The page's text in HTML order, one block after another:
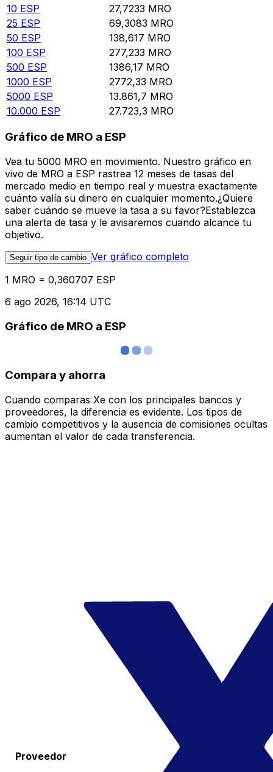
10 ESP 27,7233 MRO
25 ESP 69,3083 MRO
50 ESP 138,617 MRO
100 ESP 277,233 MRO
500 ESP 1386,17 MRO
1000 ESP 2772,33 MRO
5000 ESP 13.861,7 MRO
10.000 ESP 27.723,3 MRO
Gráfico de MRO a ESP
Vea tu 5000 MRO en movimiento. Nuestro gráfico en
vivo de MRO a ESP rastrea 12 meses de tasas del
mercado medio en tiempo real y muestra exactamente
cuánto valía su dinero en cualquier momento.¿Quiere
saber cuándo se mueve la tasa a su favor?Establezca
una alerta de tasa y le avisaremos cuando alcance tu
objetivo.
Seguir tipo de cambio Ver gráfico completo
1 MRO = 0,360707 ESP
6 ago 2026, 16:14 UTC
Gráfico de MRO a ESP
Compara y ahorra
Cuando comparas Xe con los principales bancos y
proveedores, la diferencia es evidente. Los tipos de
cambio competitivos y la ausencia de comisiones ocultas
aumentan el valor de cada transferencia.
Proveedor